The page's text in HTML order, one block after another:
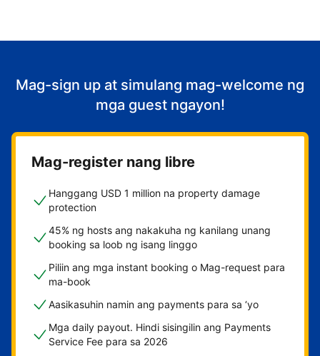
Mag-sign up at simulang mag-welcome ng
mga guest ngayon!
Mag-register nang libre
Hanggang USD 1 million na property damage
protection
45% ng hosts ang nakakuha ng kanilang unang
booking sa loob ng isang linggo
Piliin ang mga instant booking o Mag-request para
ma-book
Aasikasuhin namin ang payments para sa ‘yo
Mga daily payout. Hindi sisingilin ang Payments
Service Fee para sa 2026